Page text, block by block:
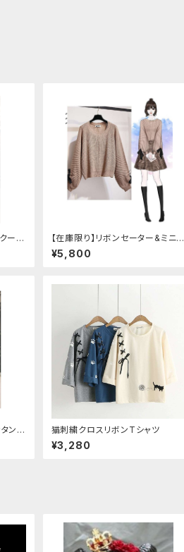
ール
【在庫限り】リボンセーター&ミニス
カート セットアップ
¥5,800
ン
ウ
猫刺繍クロスリボンTシャツ
¥3,280